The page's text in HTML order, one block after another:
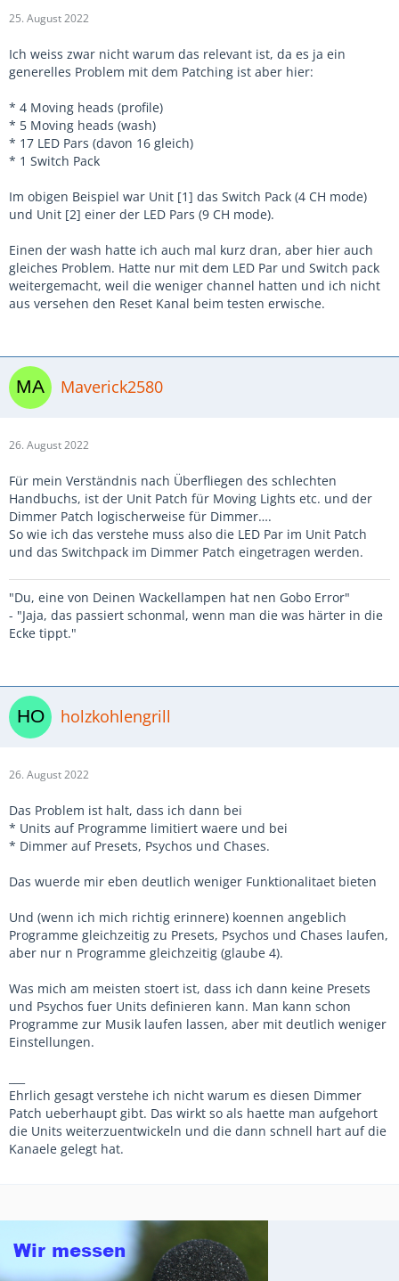
25. August 2022
Ich weiss zwar nicht warum das relevant ist, da es ja ein
generelles Problem mit dem Patching ist aber hier:
* 4 Moving heads (profile)
* 5 Moving heads (wash)
* 17 LED Pars (davon 16 gleich)
* 1 Switch Pack
Im obigen Beispiel war Unit [1] das Switch Pack (4 CH mode)
und Unit [2] einer der LED Pars (9 CH mode).
Einen der wash hatte ich auch mal kurz dran, aber hier auch
gleiches Problem. Hatte nur mit dem LED Par und Switch pack
weitergemacht, weil die weniger channel hatten und ich nicht
aus versehen den Reset Kanal beim testen erwische.
Maverick2580
26. August 2022
Für mein Verständnis nach Überfliegen des schlechten
Handbuchs, ist der Unit Patch für Moving Lights etc. und der
Dimmer Patch logischerweise für Dimmer….
So wie ich das verstehe muss also die LED Par im Unit Patch
und das Switchpack im Dimmer Patch eingetragen werden.
"Du, eine von Deinen Wackellampen hat nen Gobo Error"
- "Jaja, das passiert schonmal, wenn man die was härter in die
Ecke tippt."
holzkohlengrill
26. August 2022
Das Problem ist halt, dass ich dann bei
* Units auf Programme limitiert waere und bei
* Dimmer auf Presets, Psychos und Chases.
Das wuerde mir eben deutlich weniger Funktionalitaet bieten
Und (wenn ich mich richtig erinnere) koennen angeblich
Programme gleichzeitig zu Presets, Psychos und Chases laufen,
aber nur n Programme gleichzeitig (glaube 4).
Was mich am meisten stoert ist, dass ich dann keine Presets
und Psychos fuer Units definieren kann. Man kann schon
Programme zur Musik laufen lassen, aber mit deutlich weniger
Einstellungen.
Ehrlich gesagt verstehe ich nicht warum es diesen Dimmer
Patch ueberhaupt gibt. Das wirkt so als haette man aufgehort
die Units weiterzuentwickeln und die dann schnell hart auf die
Kanaele gelegt hat.